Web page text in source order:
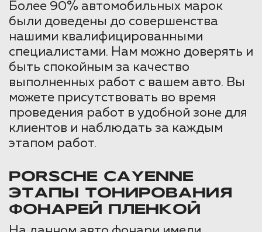
Более 90% автомобильных марок
были доведены до совершенства
нашими квалифицированными
специалистами. Нам можно доверять и
быть спокойным за качество
выполненных работ с вашем авто. Вы
можете присутствовать во время
проведения работ в удобной зоне для
клиентов и наблюдать за каждым
этапом работ.
PORSCHE CAYENNE
ЭТАПЫ ТОНИРОВАНИЯ
ФОНАРЕЙ ПЛЕНКОЙ